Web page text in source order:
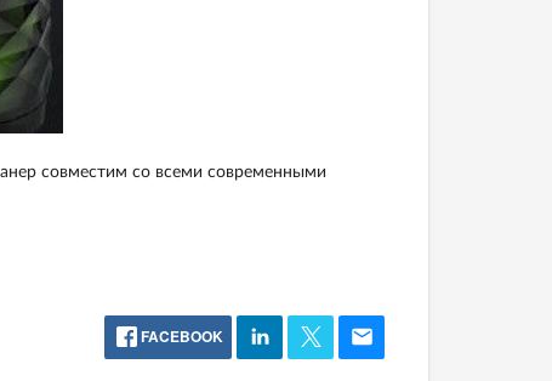
совместим со всеми современными
FACEBOOK